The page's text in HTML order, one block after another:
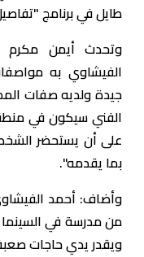
طايل في برنامج
وتحدث أيمن مكرم
الفيشاوي به
جيدة ولديه صفات
الفني سيكون في
على أن يستحضر
بما يقدمه".
وأضاف: أحمد
ويقدر يدي حاجات